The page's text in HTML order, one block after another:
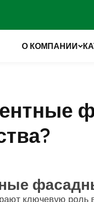
О КОМПАНИИ